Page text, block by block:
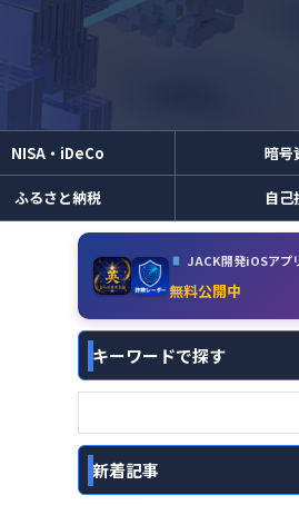
NISA・iDeCo 暗号
ふるさと納税 自己
JACK開発iOSアプ
無料公開中
キーワードで探す
新着記事